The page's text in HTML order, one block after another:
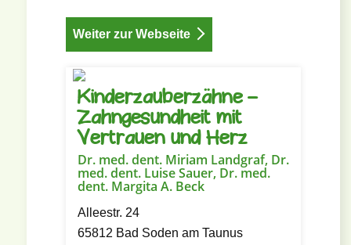
Weiter zur Webseite
Kinderzauberzähne –
Zahngesundheit mit
Vertrauen und Herz
Dr. med. dent. Miriam Landgraf, Dr.
med. dent. Luise Sauer, Dr. med.
dent. Margita A. Beck
Alleestr. 24
65812 Bad Soden am Taunus